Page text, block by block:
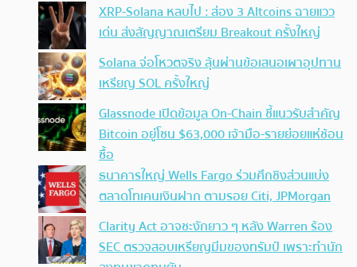
XRP-Solana หลบไป : ส่อง 3 Altcoins ฉายแวว
เด่น ส่งสัญญาณเตรียม Breakout ครั้งใหญ่
Solana จ่อโหวตจริง ลุ้นผ่านข้อเสนอเผาอุปทาน
เหรียญ SOL ครั้งใหญ่
Glassnode เปิดข้อมูล On-Chain ชี้แนวรับสำคัญ
Bitcoin อยู่โซน $63,000 เจ้ามือ-รายย่อยแห่ช้อน
ซื้อ
ธนาคารใหญ่ Wells Fargo ร่วมศึกชิงส่วนแบ่ง
ตลาดโทเคนเงินฝาก ตามรอย Citi, JPMorgan
Clarity Act อาจชะงักยาว ๆ หลัง Warren ร้อง
SEC ตรวจสอบเหรียญมีมของทรัมป์ เพราะทำนัก